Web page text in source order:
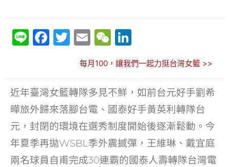
Li F
e
b
o
o
k
T
itt
er
E
ai
l
W
C
h
at
k
e
dI
n
每月100，讓我們一起力挺台灣女籃 >>
近年臺灣女籃轉隊多見不鮮，如前台元好手劉希
曄旅外歸來落腳台電、國泰好手黃英利轉隊台
元，封閉的環境在選秀制度開始後逐漸鬆動。今
年夏季再拋WSBL季外震撼彈，王維琳、戴宜庭
兩名球員自甫完成30連霸的國泰人壽轉隊台灣電